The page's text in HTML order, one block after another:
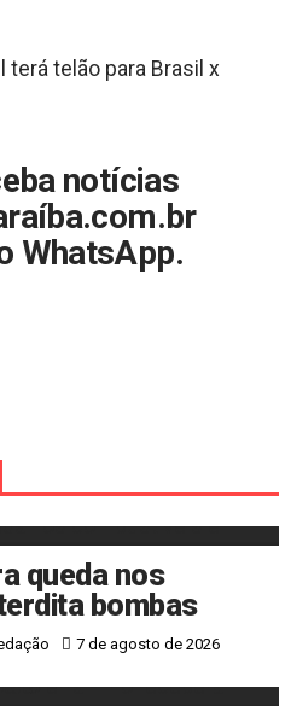
terá telão para Brasil x
notícias
WhatsApp.
queda nos
bombas
7 de agosto de 2026